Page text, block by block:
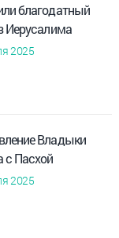
благодатный
Иерусалима
2025
Владыки
с Пасхой
2025